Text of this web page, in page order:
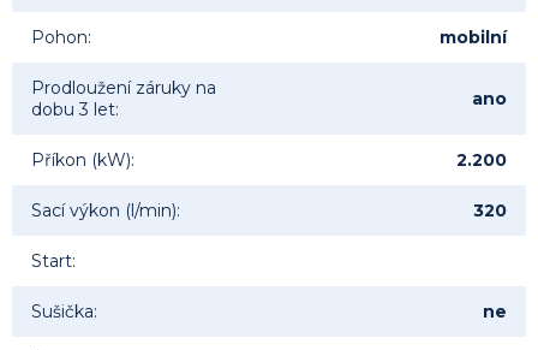
Pohon: mobilní
Prodloužení záruky na
dobu 3 let: ano
Příkon (kW): 2.200
Sací výkon (l/min): 320
Start:
Sušička: ne